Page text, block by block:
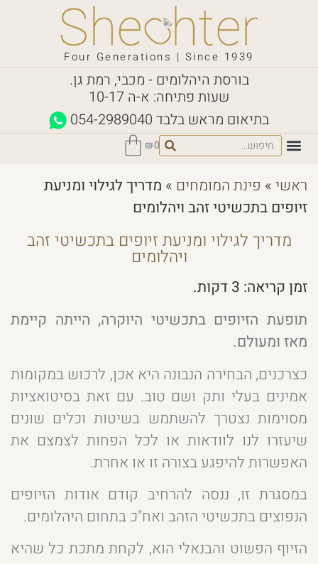
Four Generations | Since 1939
בורסת היהלומים - מכבי, רמת גן.
שעות פתיחה: א-ה 10-17
בתיאום מראש בלבד 054-2989040
₪0
ראשי» פינת המומחים » מדריך לגילוי ומניעת
זיופים בתכשיטי זהב ויהלומים
מדריך לגילוי ומניעת זיופים בתכשיטי זהב
ויהלומים
זמן קריאה: 3דקות.
תופעת הזיופים בתכשיטי היוקרה, הייתה קיימת
מאז ומעולם.
כצרכנים, הבחירה הנבונה היא אכן, לרכוש במקומות
אמינים בעלי ותק ושם טוב. עם זאת בסיטואציות
מסוימות נצטרך להשתמש בשיטות וכלים שונים
שיעזרו לנו לוודאות או לכל הפחות לצמצם את
האפשרות להיפגע בצורה זו או אחרת.
במסגרת זו, ננסה להרחיב קודם אודות הזיופים
הנפוצים בתכשיטי הזהב ואח"כ בתחום היהלומים.
הזיוף הפשוט והבנאלי הוא, לקחת מתכת כל שהיא